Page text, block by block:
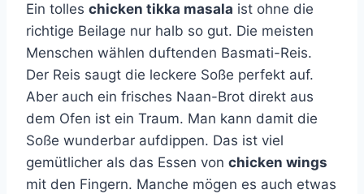
Ein tolles chicken tikka masala ist ohne die
richtige Beilage nur halb so gut. Die meisten
Menschen wählen duftenden Basmati-Reis.
Der Reis saugt die leckere Soße perfekt auf.
Aber auch ein frisches Naan-Brot direkt aus
dem Ofen ist ein Traum. Man kann damit die
Soße wunderbar aufdippen. Das ist viel
gemütlicher als das Essen von chicken wings
mit den Fingern. Manche mögen es auch etwas